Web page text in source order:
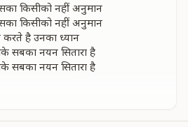
किसीको नहीं अनुमान
किसीको नहीं अनुमान
है उनका ध्यान
सबका नयन सितारा है
सबका नयन सितारा है
सबका प्यारा है